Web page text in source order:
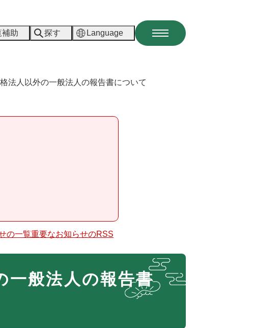
補助 探す Language
法人以外の一般法人の報告書について
の一覧重要なお知らせのRSS
一般法人の報告書